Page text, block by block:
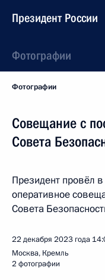
Президент России
Фотографии
Фотографии
Совещание с
Совета
Президент провёл
оперативное
Совета
22 декабря 2023 года
Москва, Кремль
2 фотографии